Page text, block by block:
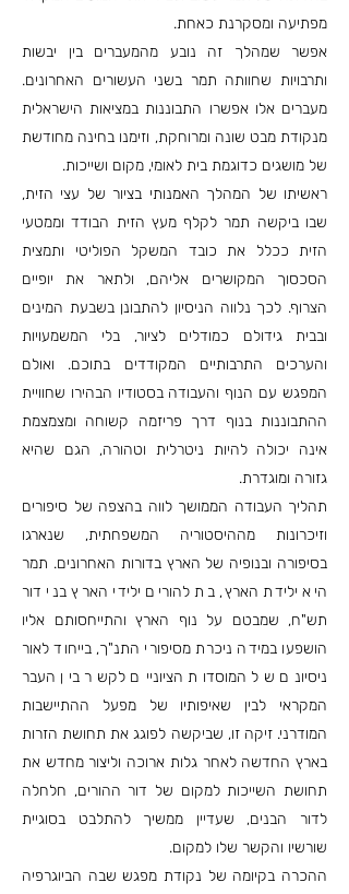
מפתיעה ומסקרנת כאחת.
אפשר שמהלך זה נובע מהמעברים בין יבשות
ותרבויות שחוותה תמר בשני העשורים האחרונים.
מעברים אלו אפשרו התבוננות במציאות הישראלית
מנקודת מבט שונה ומרוחקת, וזימנו בחינה מחודשת
של מושגים כדוגמת בית לאומי, מקום ושייכות.
ראשיתו של המהלך האמנותי בציור של עצי הזית,
שבו ביקשה תמר לקלף מעץ הזית הבודד וממטעי
הזית ככלל את כובד המשקל הפוליטי ותמצית
הסכסוך המקושרים אליהם, ולתאר את יופיים
הצרוף. לכך נלווה הניסיון להתבונן בשבעת המינים
ובבית גידולם כמודלים לציור, בלי המשמעויות
והערכים התרבותיים המקודדים בתוכם. ואולם
המפגש עם הנוף והעבודה בסטודיו הבהירו שחוויית
ההתבוננות בנוף דרך פריזמה קשוחה ומצמצמת
אינה יכולה להיות ניטרלית וטהורה, הגם שהיא
גזורה ומוגדרת.
תהליך העבודה הממושך לווה בהצפה של סיפורים
וזיכרונות מההיסטוריה המשפחתית, שנארגו
בסיפורה ובנופיה של הארץ בדורות האחרונים. תמר
היא ילידת הארץ, בת להורים ילידי הארץ בני דור
תש"ח, שמבטם על נוף הארץ והתייחסותם אליו
הושפעו במידה ניכרת מסיפורי התנ"ך, בייחוד לאור
ניסיונם של המוסדות הציוניים לקשר בין העבר
המקראי לבין שאיפותיו של מפעל ההתיישבות
המודרני. זיקה זו, שביקשה לפוגג את תחושת הזרות
בארץ החדשה לאחר גלות ארוכה וליצור מחדש את
תחושת השייכות למקום של דור ההורים, חלחלה
לדור הבנים, שעדיין ממשיך להתלבט בסוגיית
שורשיו והקשר שלו למקום.
ההכרה בקיומה של נקודת מפגש שבה הביוגרפיה